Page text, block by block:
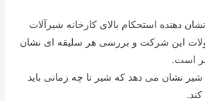
دهنده استحکام بالای کارخانه شیرآلات
این شرکت و بررسی هر سلیقه ای نشان
است.
نشان می دهد که شیر تا چه زمانی باید